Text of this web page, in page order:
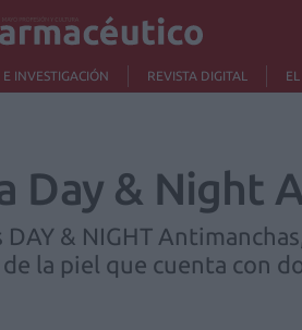
INVESTIGACIÓN REVISTA DIGITAL
Day & Night
& NIGHT
la piel que cuenta con